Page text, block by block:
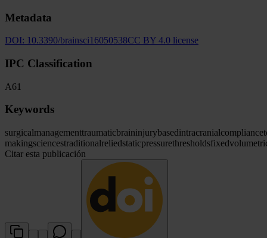
Metadata
DOI: 10.3390/brainsci16050538CC BY 4.0 license
IPC Classification
A61
Keywords
surgicalmanagementtraumaticbraininjurybasedintracranialcompliance
makingsciencestraditionalreliedstaticpressurethresholdsfixed
Citar esta publicación